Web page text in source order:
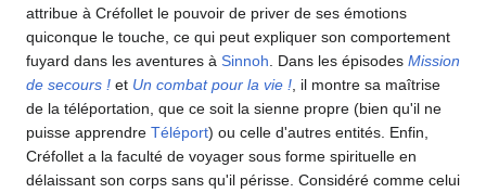
attribue à Créfollet le pouvoir de priver de ses émotions
quiconque le touche, ce qui peut expliquer son comportement
fuyard dans les aventures à Sinnoh . Dans les épisodes Mission
de secours ! et Un combat pour la vie ! , il montre sa maîtrise
de la téléportation, que ce soit la sienne propre (bien qu'il ne
puisse apprendre Téléport) ou celle d'autres entités. Enfin,
Créfollet a la faculté de voyager sous forme spirituelle en
délaissant son corps sans qu'il périsse. Considéré comme celui